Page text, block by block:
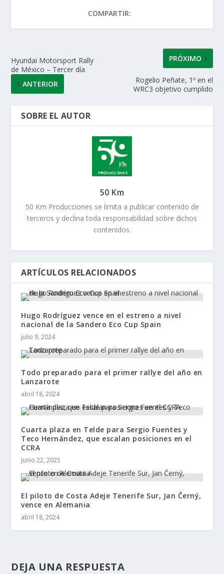
p k
n
r
COMPARTIR:
Hyundai Motorsport Rally
de México – Tercer día
ANTERIOR
PRÓXIMO
Rogelio Peñate, 1º en el
WRC3 objetivo cumplido
SOBRE EL AUTOR
50 Km
50 Km Producciones se limita a publicar contenido de
terceros y declina toda responsabilidad sobre dichos
contenidos.
ARTÍCULOS RELACIONADOS
Hugo Rodríguez vence en el estreno a nivel
nacional de la Sandero Eco Cup Spain
julio 9, 2024
Todo preparado para el primer rallye del año en
Lanzarote
abril 18, 2024
Cuarta plaza en Telde para Sergio Fuentes y
Teco Hernández, que escalan posiciones en el
CCRA
junio 22, 2025
El piloto de Costa Adeje Tenerife Sur, Jan Černý,
vence en Alemania
abril 18, 2024
DEJA UNA RESPUESTA